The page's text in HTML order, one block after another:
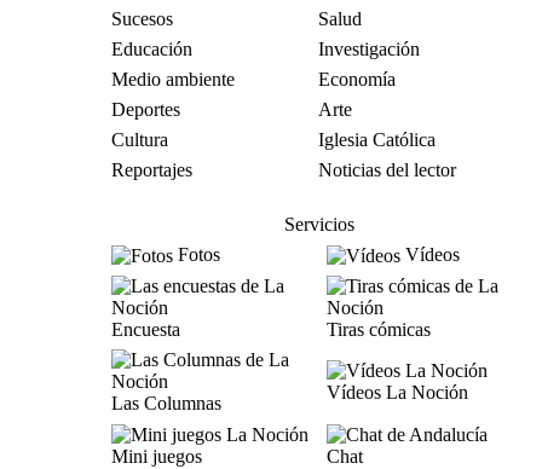
Sucesos
Salud
Educación
Investigación
Medio ambiente
Economía
Deportes
Arte
Cultura
Iglesia Católica
Reportajes
Noticias del lector
Servicios
Fotos
Vídeos
Encuesta Tiras cómicas
Las Columnas
Vídeos La Noción
Mini juegos
Chat